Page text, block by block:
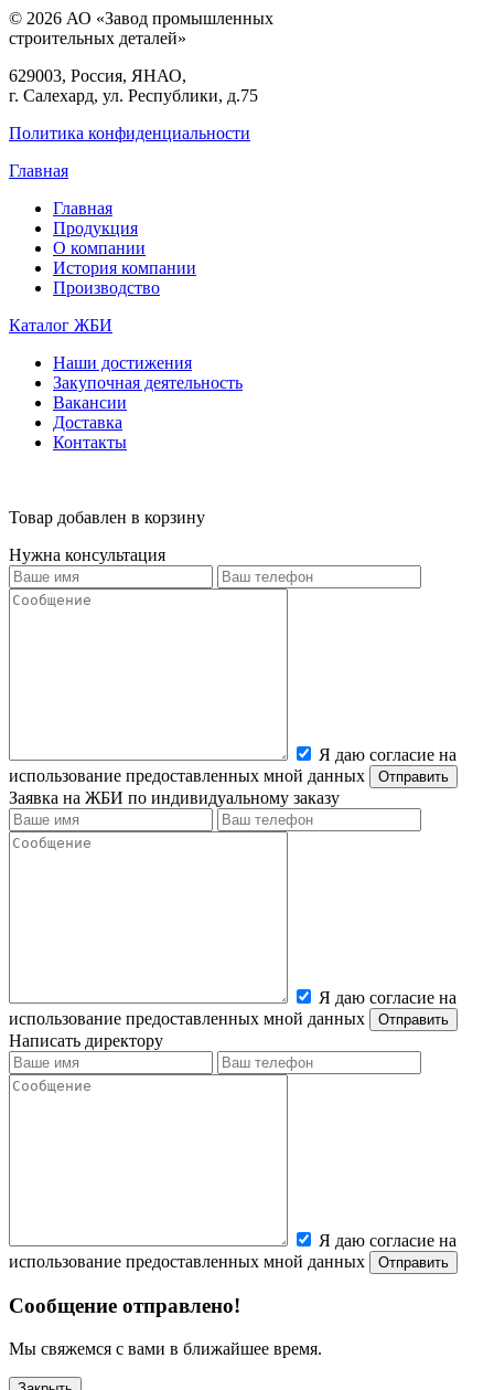
© 2026 АО «Завод промышленных
строительных деталей»
629003, Россия, ЯНАО,
г. Салехард, ул. Республики, д.75
Политика конфиденциальности
Главная
Главная
Продукция
О компании
История компании
Производство
Каталог ЖБИ
Наши достижения
Закупочная деятельность
Вакансии
Доставка
Контакты
Товар добавлен в корзину
Нужна консультация
Я даю согласие на
использование предоставленных мной данных
Заявка на ЖБИ по индивидуальному заказу
Я даю согласие на
использование предоставленных мной данных
Написать директору
Я даю согласие на
использование предоставленных мной данных
Сообщение отправлено!
Мы свяжемся с вами в ближайшее время.